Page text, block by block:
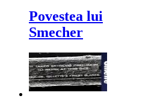
Povestea lui
Smecher